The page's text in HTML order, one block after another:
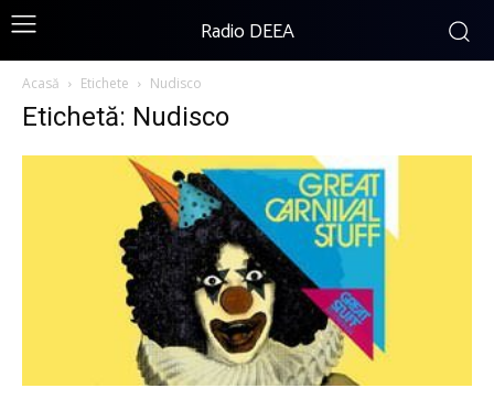
Radio DEEA
Acasă Etichete Nudisco
Etichetă: Nudisco